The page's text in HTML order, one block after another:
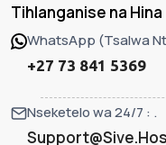
Tihlanganise na Hina
WhatsApp (Tsalwa
+27 73 841 5369
Nseketelo wa 24/7 : .